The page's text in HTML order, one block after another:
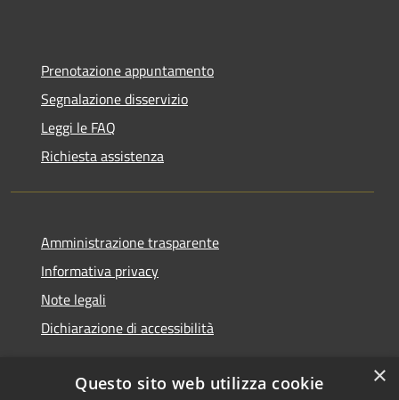
Prenotazione appuntamento
Segnalazione disservizio
Leggi le FAQ
Richiesta assistenza
Amministrazione trasparente
Informativa privacy
Note legali
Dichiarazione di accessibilità
×
Questo sito web utilizza cookie